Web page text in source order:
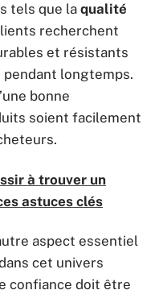
tels que la qualité
recherchent
et résistants
longtemps.
bonne
soient facilement
à trouver un
astuces clés
aspect essentiel
cet univers
confiance doit être